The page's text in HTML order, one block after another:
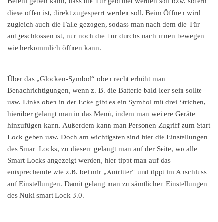
diese offen ist, direkt zugesperrt werden soll. Beim Öffnen wird
zugleich auch die Falle gezogen, sodass man nach dem die Tür
aufgeschlossen ist, nur noch die Tür durchs nach innen bewegen
wie herkömmlich öffnen kann.
Über das „Glocken-Symbol“ oben recht erhöht man
Benachrichtigungen, wenn z. B. die Batterie bald leer sein sollte
usw. Links oben in der Ecke gibt es ein Symbol mit drei Strichen,
hierüber gelangt man in das Menü, indem man weitere Geräte
hinzufügen kann. Außerdem kann man Personen Zugriff zum Start
Lock geben usw. Doch am wichtigsten sind hier die Einstellungen
des Smart Locks, zu diesem gelangt man auf der Seite, wo alle
Smart Locks angezeigt werden, hier tippt man auf das
entsprechende wie z.B. bei mir „Antritter“ und tippt im Anschluss
auf Einstellungen. Damit gelang man zu sämtlichen Einstellungen
des Nuki smart Lock 3.0.